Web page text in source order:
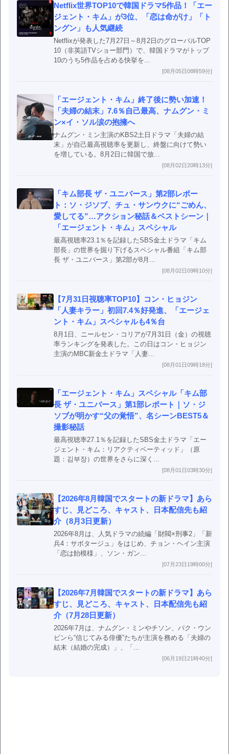
Netflix世界TOP10で韓国ドラマ5作品！「エー
ジェント・キム」が3位、「恋は命がけ」「ト
ングン」も人気継続
Netflixが発表した7月27日～8月2日のグローバルTOP
10（非英語TVショー部門）で、韓国ドラマがトップ
10のうち5作品を占める快挙を...
[08月05日08時59分]
「エージェント・キム」終了後に勢い加速！
「夫婦の結末」7.6％自己最高、ナムグン・ミ
ン×イ・ソル涙の抱擁へ
ナムグン・ミン主演のKBS2土日ドラマ「夫婦の結
末」が自己最高視聴率を更新し、終盤に向けて勢い
を増している。8月2日に韓国で放...
[08月02日20時13分]
「キム部長 ザ・ユニバース」第2部レポー
ト：ソ・ジソブ、チュ・サンウクに“ごめん、
愛してる”…アクション秘話＆ベストシーン｜
「エージェント・キム」スペシャル
最高視聴率23.1％を記録したSBS金土ドラマ「キム
部長」の世界を掘り下げるスペシャル番組「キム部
長 ザ・ユニバース」第2部が8月...
[08月02日09時10分]
【7月31日視聴率TOP10】コン・ヒョジン
「人妻キラー」初回7.4％好発進、「エージェ
ント・キム」スペシャルも4％台
8月1日、ニールセン・コリアが7月31日（金）の視聴
率ランキングを発表した。この日はコン・ヒョジン
主演のMBC新金土ドラマ「人妻...
[08月01日09時18分]
「エージェント・キム」スペシャル「キム部
長 ザ・ユニバース」第1部レポート｜ソ・ジ
ソブが明かす“父の覚悟”、名シーンBEST5＆
撮影秘話
最高視聴率27.1％を記録したSBS金土ドラマ「エー
ジェント・キム：リアクティベーティッド」（原
題：김부장）の世界をさらに深く...
[08月01日03時30分]
【2026年8月韓国でスタートの新ドラマ】あら
すじ、見どころ、キャスト、日本配信先も紹
介（8月3日更新）
2026年8月は、人気ドラマの続編「財閥×刑事2」「新
兵4：サボタージュ」をはじめ、チョン・ヘイン主演
「恋は飴模様」、ソン・ガン...
[07月23日19時00分]
【2026年7月韓国でスタートの新ドラマ】あら
すじ、見どころ、キャスト、日本配信先も紹
介（7月28日更新）
2026年7月は、ナムグン・ミンやチソン、パク・ウン
ビンら“信じてみる俳優”たちが主演を務める「夫婦の
結末（結婚の完成）」、「...
[06月19日21時40分]